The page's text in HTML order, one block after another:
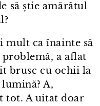
să știe amărâtul
mult ca înainte să
problemă, a aflat
brusc cu ochii la
A,
tot. A uitat doar